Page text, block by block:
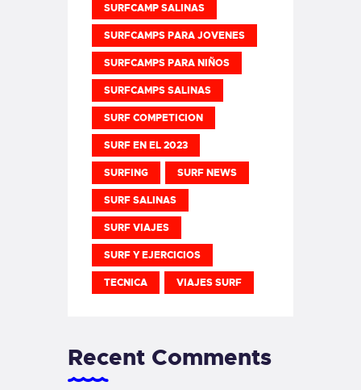
SURFCAMP SALINAS
SURFCAMPS PARA JOVENES
SURFCAMPS PARA NIÑOS
SURFCAMPS SALINAS
SURF COMPETICION
SURF EN EL 2023
SURFING SURF NEWS
SURF SALINAS
SURF VIAJES
SURF Y EJERCICIOS
TECNICA VIAJES SURF
Recent Comments